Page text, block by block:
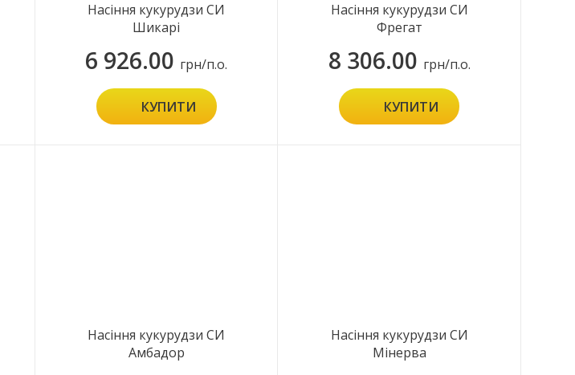
Насіння кукурудзи СИ
Шикарі
6 926.00 грн/п.о.
КУПИТИ
Насіння кукурудзи СИ
Фрегат
8 306.00 грн/п.о.
КУПИТИ
Насіння кукурудзи СИ
Амбадор
Насіння кукурудзи СИ
Мінерва